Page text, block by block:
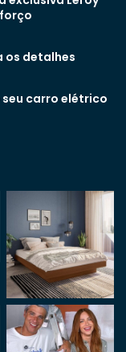
os detalhes
seu carro elétrico